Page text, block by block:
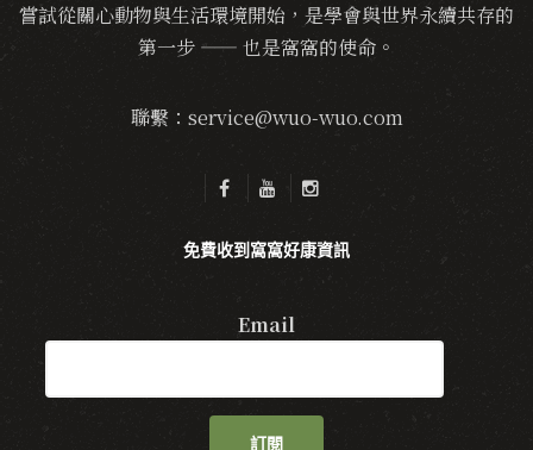
嘗試從關心動物與生活環境開始，是學會與世界永續共存的
第一步 —— 也是窩窩的使命。
聯繫：service@wuo-wuo.com
免費收到窩窩好康資訊
Email
訂閱